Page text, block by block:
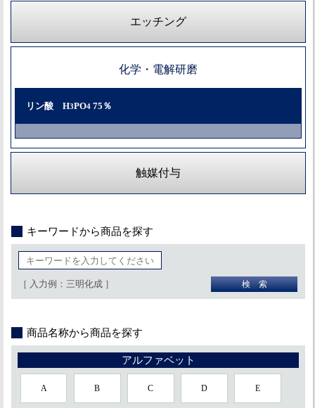
エッチング
化学・電解研磨
リン酸 H3PO4 75％
触媒付与
キーワードから商品を探す
［ 入力例：三明化成 ］
商品名称から商品を探す
アルファベット
A B C D E